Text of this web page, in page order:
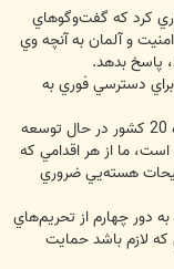
كرد كه گفت‌وگوهاي
امنيت و آلمان به آنچه وي
پاسخ بدهد.
دسترسي فوري به
نخست‌وزير كانادا در بيانيه‌اي درحاشيه‌ي اجلاس گروه 20 كشور در حال توسعه
ما از هر اقدامي كه
هسته‌يي ضروري
دور چهارم از تحريم‌هاي
كه لازم باشد حمايت